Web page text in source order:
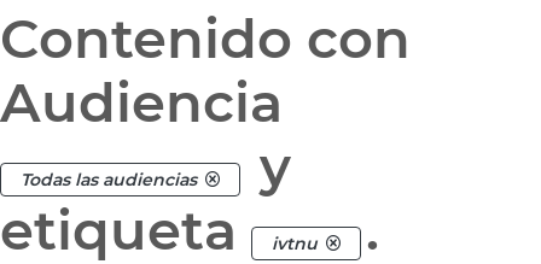
Contenido con
Audiencia
Todas las audiencias
y
etiqueta
ivtnu .